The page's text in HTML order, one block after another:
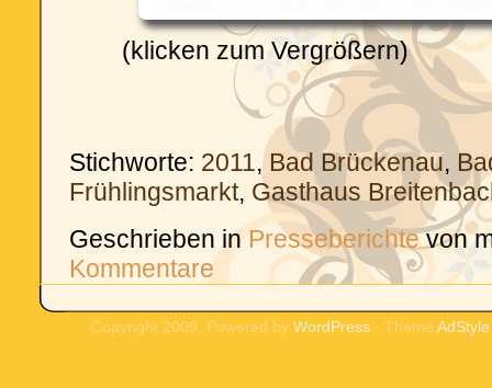
(klicken zum Vergrößern)
Stichworte: 2011, Bad Brückenau,
Frühlingsmarkt, Gasthaus
Geschrieben in Presseberichtevon
Kommentare
Copyright 2009, Powered by WordPress - Theme AdStyle